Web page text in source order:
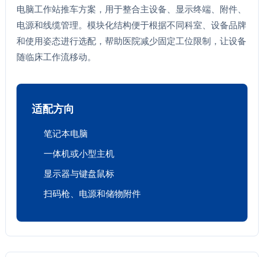
电脑工作站推车方案，用于整合主设备、显示终端、附件、
电源和线缆管理。模块化结构便于根据不同科室、设备品牌
和使用姿态进行选配，帮助医院减少固定工位限制，让设备
随临床工作流移动。
适配方向
笔记本电脑
一体机或小型主机
显示器与键盘鼠标
扫码枪、电源和储物附件